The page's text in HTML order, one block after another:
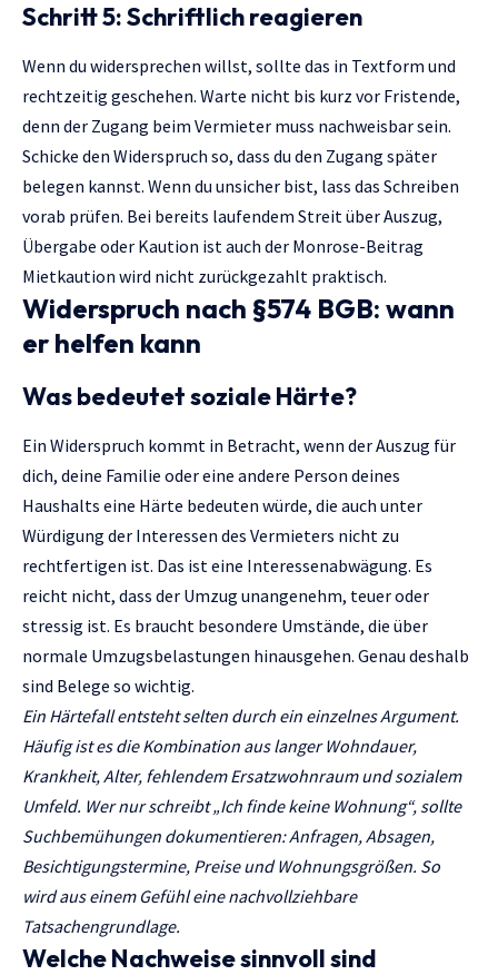
Schritt 5: Schriftlich reagieren
Wenn du widersprechen willst, sollte das in Textform und
rechtzeitig geschehen. Warte nicht bis kurz vor Fristende,
denn der Zugang beim Vermieter muss nachweisbar sein.
Schicke den Widerspruch so, dass du den Zugang später
belegen kannst. Wenn du unsicher bist, lass das Schreiben
vorab prüfen. Bei bereits laufendem Streit über Auszug,
Übergabe oder Kaution ist auch der Monrose-Beitrag
Mietkaution wird nicht zurückgezahlt praktisch.
Widerspruch nach §574 BGB: wann
er helfen kann
Was bedeutet soziale Härte?
Ein Widerspruch kommt in Betracht, wenn der Auszug für
dich, deine Familie oder eine andere Person deines
Haushalts eine Härte bedeuten würde, die auch unter
Würdigung der Interessen des Vermieters nicht zu
rechtfertigen ist. Das ist eine Interessenabwägung. Es
reicht nicht, dass der Umzug unangenehm, teuer oder
stressig ist. Es braucht besondere Umstände, die über
normale Umzugsbelastungen hinausgehen. Genau deshalb
sind Belege so wichtig.
Ein Härtefall entsteht selten durch ein einzelnes Argument.
Häufig ist es die Kombination aus langer Wohndauer,
Krankheit, Alter, fehlendem Ersatzwohnraum und sozialem
Umfeld. Wer nur schreibt „Ich finde keine Wohnung“, sollte
Suchbemühungen dokumentieren: Anfragen, Absagen,
Besichtigungstermine, Preise und Wohnungsgrößen. So
wird aus einem Gefühl eine nachvollziehbare
Tatsachengrundlage.
Welche Nachweise sinnvoll sind